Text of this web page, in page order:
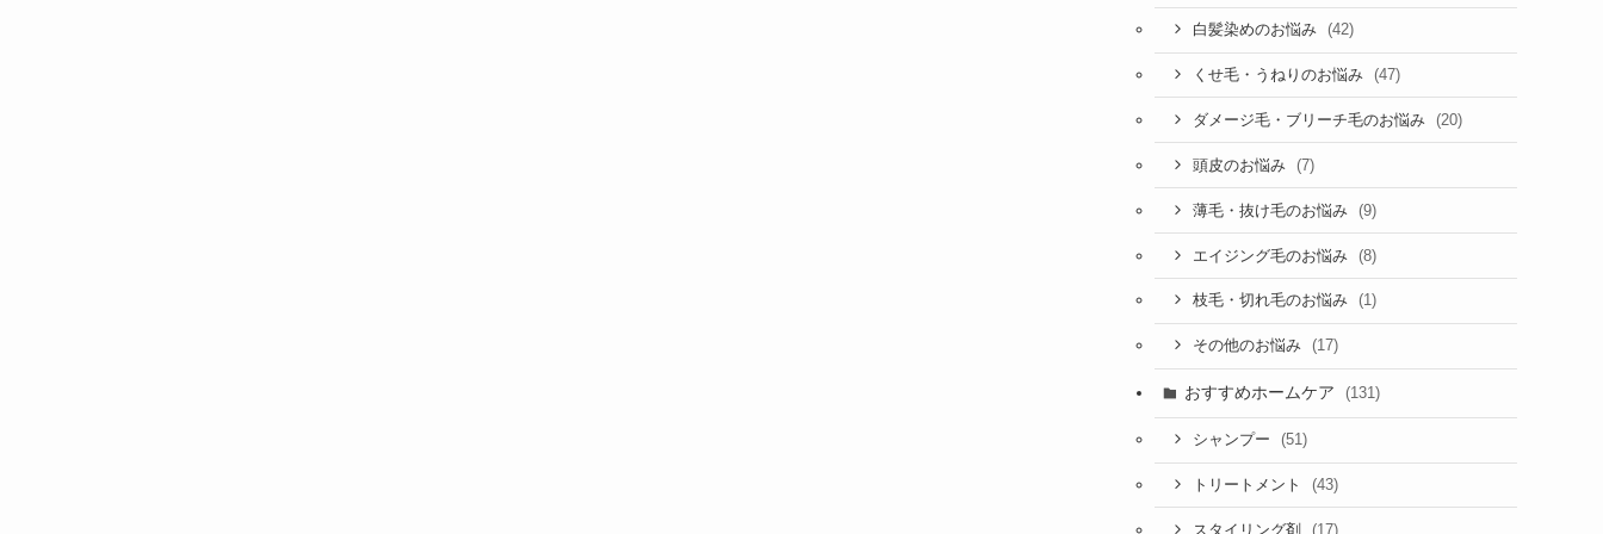
白髪染めのお悩み (42)
くせ毛・うねりのお悩み (47)
ダメージ毛・ブリーチ毛のお悩み (20)
頭皮のお悩み (7)
薄毛・抜け毛のお悩み (9)
エイジング毛のお悩み (8)
枝毛・切れ毛のお悩み (1)
その他のお悩み (17)
おすすめホームケア (131)
シャンプー (51)
トリートメント (43)
スタイリング剤 (17)